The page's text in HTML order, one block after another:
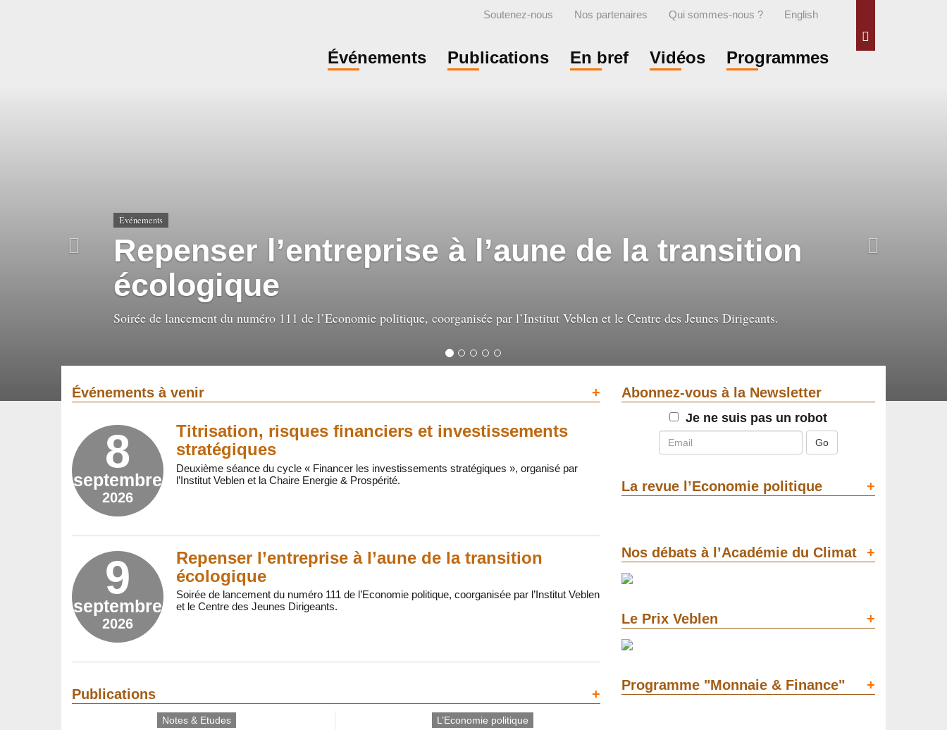
Soutenez-nous Nos partenaires Qui sommes-nous ? English
Événements Publications En bref Vidéos Programmes
Événements
Repenser l’entreprise à l’aune de la transition
écologique
Soirée de lancement du numéro 111 de l’Economie politique, coorganisée par l’Institut Veblen et le Centre des Jeunes Dirigeants.
Événements à venir +
8
septembre
2026
Titrisation, risques financiers et investissements
stratégiques
Deuxième séance du cycle « Financer les investissements stratégiques », organisé par
l’Institut Veblen et la Chaire Energie & Prospérité.
9
septembre
2026
Repenser l’entreprise à l’aune de la transition
écologique
Soirée de lancement du numéro 111 de l’Economie politique, coorganisée par l’Institut Veblen
et le Centre des Jeunes Dirigeants.
Publications +
Notes & Etudes L’Economie politique
Abonnez-vous à la Newsletter
Je ne suis pas un robotEmail
La revue l’Economie politique +
Nos débats à l’Académie du Climat +
Le Prix Veblen +
Programme "Monnaie & Finance" +